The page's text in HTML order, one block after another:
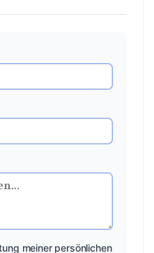
meiner persönlichen